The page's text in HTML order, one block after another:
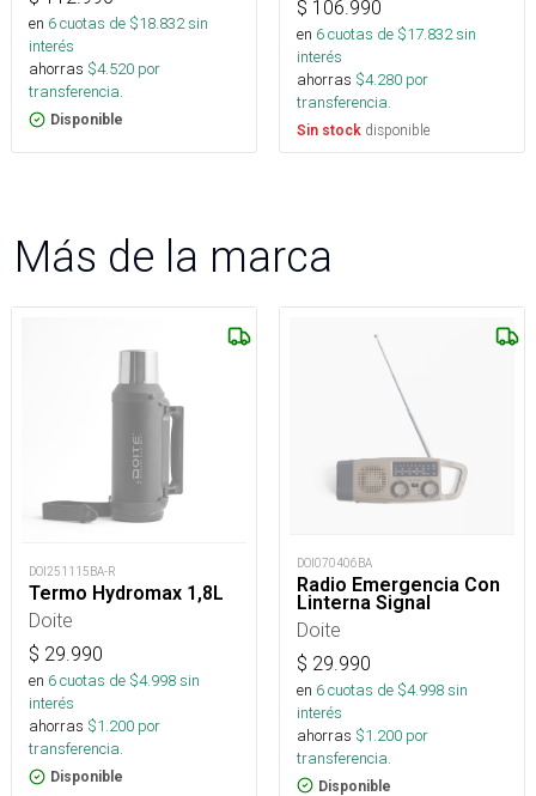
en 6cuotas de $18.832sin
interés
ahorras $4.520 por
transferencia.
Disponible
$ 106.990
en 6cuotas de $17.832sin
interés
ahorras $4.280 por
transferencia.
Sin stock disponible
Más de la marca
DOI251115BA-R
Termo Hydromax 1,8L
Doite
$ 29.990
en 6cuotas de $4.998sin
interés
ahorras $1.200 por
transferencia.
Disponible
DOI070406BA
Radio Emergencia Con
Linterna Signal
Doite
$ 29.990
en 6cuotas de $4.998sin
interés
ahorras $1.200 por
transferencia.
Disponible